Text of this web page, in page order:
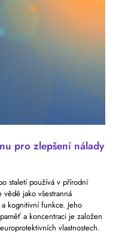
pro zlepšení nálady
staletí používá v přírodní
vědě jako všestranná
kognitivní funkce. Jeho
a koncentraci je založen
vlastnostech.